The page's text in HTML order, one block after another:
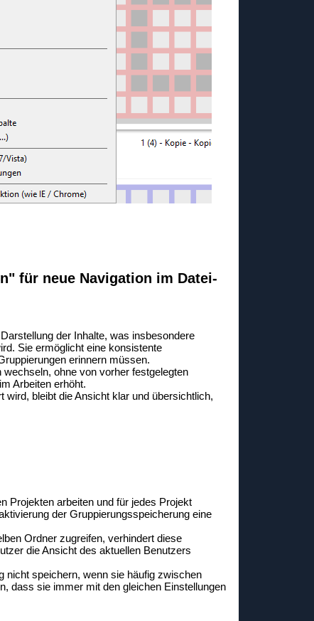
für neue Navigation im Datei-
der Inhalte, was insbesondere
Sie ermöglicht eine konsistente
erinnern müssen.
ohne von vorher festgelegten
Arbeiten erhöht.
wird, bleibt die Ansicht klar und übersichtlich,
Projekten arbeiten und für jedes Projekt
der Gruppierungsspeicherung eine
Ordner zugreifen, verhindert diese
die Ansicht des aktuellen Benutzers
nicht speichern, wenn sie häufig zwischen
dass sie immer mit den gleichen Einstellungen